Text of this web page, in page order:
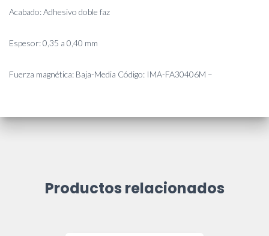
Acabado: Adhesivo doble faz
Espesor: 0,35 a 0,40 mm
Fuerza magnética: Baja-Media Código: IMA-FA30406M –
Productos relacionados